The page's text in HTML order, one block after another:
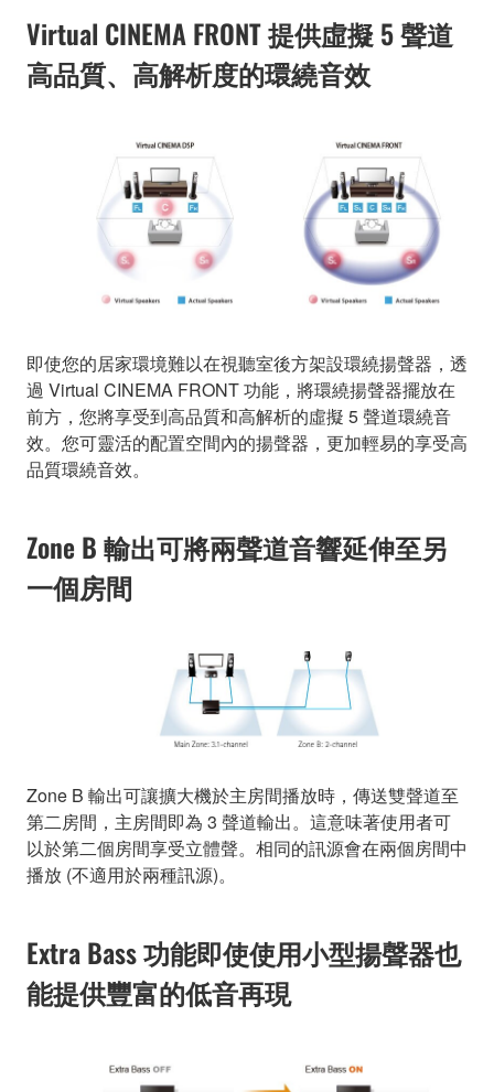
Virtual CINEMA FRONT 提供虛擬 5 聲道
高品質、高解析度的環繞音效
即使您的居家環境難以在視聽室後方架設環繞揚聲器，透
過 Virtual CINEMA FRONT 功能，將環繞揚聲器擺放在
前方，您將享受到高品質和高解析的虛擬 5 聲道環繞音
效。您可靈活的配置空間內的揚聲器，更加輕易的享受高
品質環繞音效。
Zone B 輸出可將兩聲道音響延伸至另
一個房間
Zone B 輸出可讓擴大機於主房間播放時，傳送雙聲道至
第二房間，主房間即為 3 聲道輸出。這意味著使用者可
以於第二個房間享受立體聲。相同的訊源會在兩個房間中
播放 (不適用於兩種訊源)。
Extra Bass 功能即使使用小型揚聲器也
能提供豐富的低音再現